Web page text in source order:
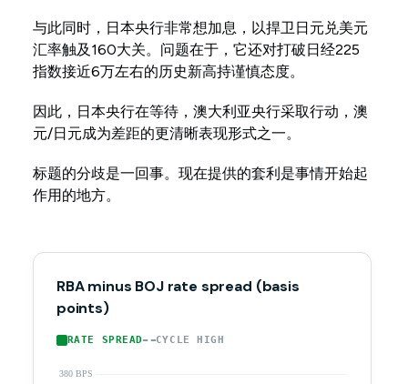
与此同时，日本央行非常想加息，以捍卫日元兑美元
汇率触及160大关。问题在于，它还对打破日经225
指数接近6万左右的历史新高持谨慎态度。
因此，日本央行在等待，澳大利亚央行采取行动，澳
元/日元成为差距的更清晰表现形式之一。
标题的分歧是一回事。现在提供的套利是事情开始起
作用的地方。
RBA minus BOJ rate spread (basis
points)
RATE SPREAD CYCLE HIGH